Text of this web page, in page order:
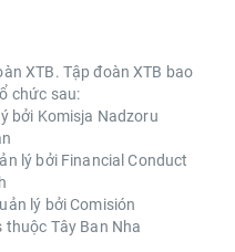
XTB. Tập đoàn XTB bao
chức sau:
bởi Komisja Nadzoru
lý bởi Financial Conduct
lý bởi Comisión
thuộc Tây Ban Nha